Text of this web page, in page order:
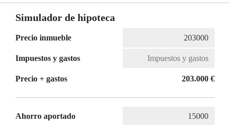
Simulador de hipoteca
Precio inmueble
Impuestos y gastos
Precio + gastos 203.000 €
Ahorro aportado